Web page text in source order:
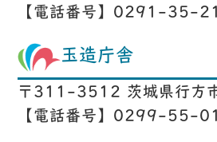
【電話番号】0291-35-
玉造庁舎
〒311-3512 茨城県行方
【電話番号】0299-55-